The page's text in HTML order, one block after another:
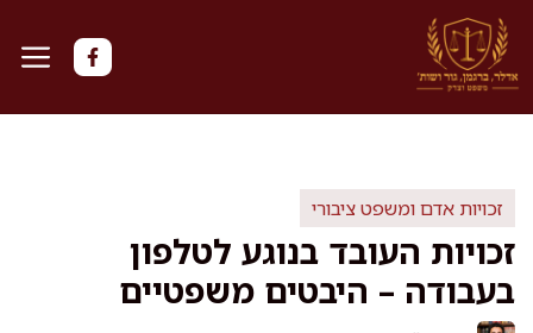
לדלג
לתוכן
זכויות אדם ומשפט ציבורי
זכויות העובד בנוגע לטלפון
בעבודה – היבטים משפטיים